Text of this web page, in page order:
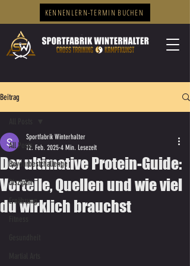
KENNENLERN-TERMIN BUCHEN
Beitrag
All Posts
Beyourbestchallenge
Disziplin
Ernährung
Der ultimative Protein-Guide:
Vorteile, Quellen und wie viel
du wirklich brauchst
Sportfabrik Winterhalter
12. Feb. 2025 4 Min. Lesezeit